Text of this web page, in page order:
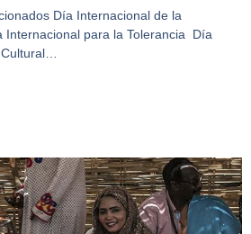
Día Internacional de la
para la Tolerancia Día